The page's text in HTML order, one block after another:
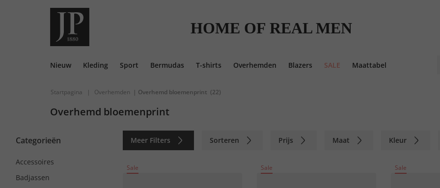
HOME OF REAL MEN
Nieuw Kleding Sport Bermudas T-shirts Overhemden Blazers SALE Maattabel
Startpagina | Overhemden | Overhemd bloemenprint (22)
Overhemd bloemenprint
Categorieën Meer Filters Sorteren Prijs Maat Kleur
Accessoires
Badjassen
Sale Sale Sale